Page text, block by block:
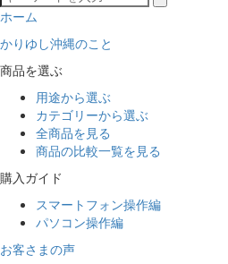
ホーム
かりゆし沖縄のこと
商品を選ぶ
用途から選ぶ
カテゴリーから選ぶ
全商品を見る
商品の比較一覧を見る
購入ガイド
スマートフォン操作編
パソコン操作編
お客さまの声